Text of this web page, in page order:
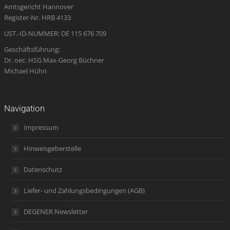
windowwindowwindow
new
Amtsgericht Hannover
Register-Nr. HRB 4133
UST.-ID-NUMMER: DE 115 676 709
Geschäftsführung:
Dr. oec. HSG Max-Georg Büchner
Michael Hühn
Navigation
Impressum
Hinweisgeberstelle
Datenschutz
Liefer- und Zahlungsbedingungen (AGB)
DEGENER Newsletter